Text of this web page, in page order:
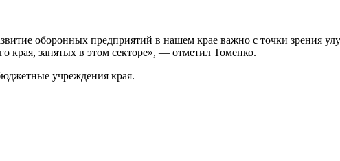
оборонных предприятий в нашем крае важно с точки зрения
края, занятых в этом секторе», — отметил Томенко.
учреждения края.